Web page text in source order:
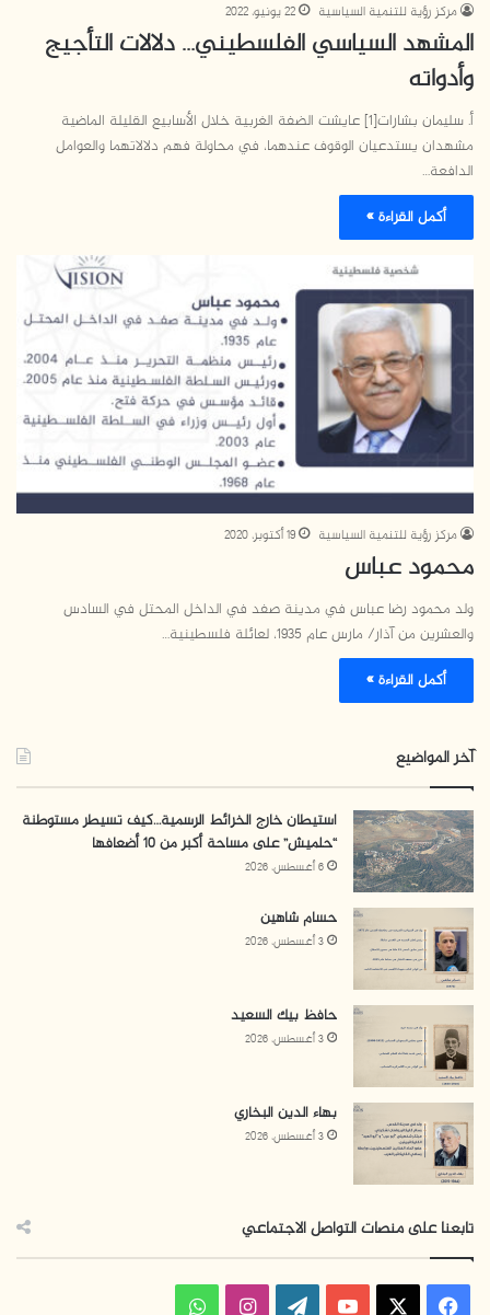
مركز رؤية للتنمية السياسية 22 يونيو، 2022
المشهد السياسي الفلسطيني… دلالات التأجيج
وأدواته
أ. سليمان بشارات[1] عايشت الضفة الغربية خلال الأسابيع القليلة الماضية
مشهدان يستدعيان الوقوف عندهما، في محاولة فهم دلالاتهما والعوامل
الدافعة…
أكمل القراءة »
مركز رؤية للتنمية السياسية 19 أكتوبر، 2020
محمود عباس
ولد محمود رضا عباس في مدينة صفد في الداخل المحتل في السادس
والعشرين من آذار/ مارس عام 1935، لعائلة فلسطينية…
أكمل القراءة »
آخر المواضيع
استيطان خارج الخرائط الرسمية…كيف تسيطر مستوطنة
“حلميش” على مساحة أكبر من 10 أضعافها
6 أغسطس، 2026
حسام شاهين
3 أغسطس، 2026
حافظ بيك السعيد
3 أغسطس، 2026
بهاء الدين البخاري
3 أغسطس، 2026
تابعنا على منصات التواصل الاجتماعي